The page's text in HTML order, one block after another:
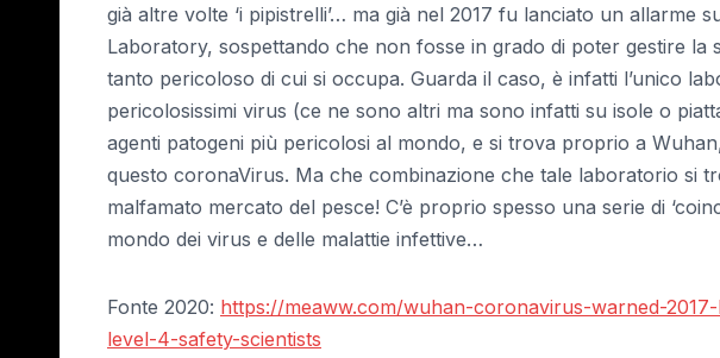
già altre volte ‘i pipistrelli’… ma già nel 2017 fu lanciato un allarme
Laboratory, sospettando che non fosse in grado di poter gestire la
tanto pericoloso di cui si occupa. Guarda il caso, è infatti l’unico
pericolosissimi virus (ce ne sono altri ma sono infatti su isole o
agenti patogeni più pericolosi al mondo, e si trova proprio a
questo coronaVirus. Ma che combinazione che tale laboratorio si
malfamato mercato del pesce! C’è proprio spesso una serie di
mondo dei virus e delle malattie infettive…
Fonte 2020: https://meaww.com/wuhan-coronavirus-warned-
level-4-safety-scientists